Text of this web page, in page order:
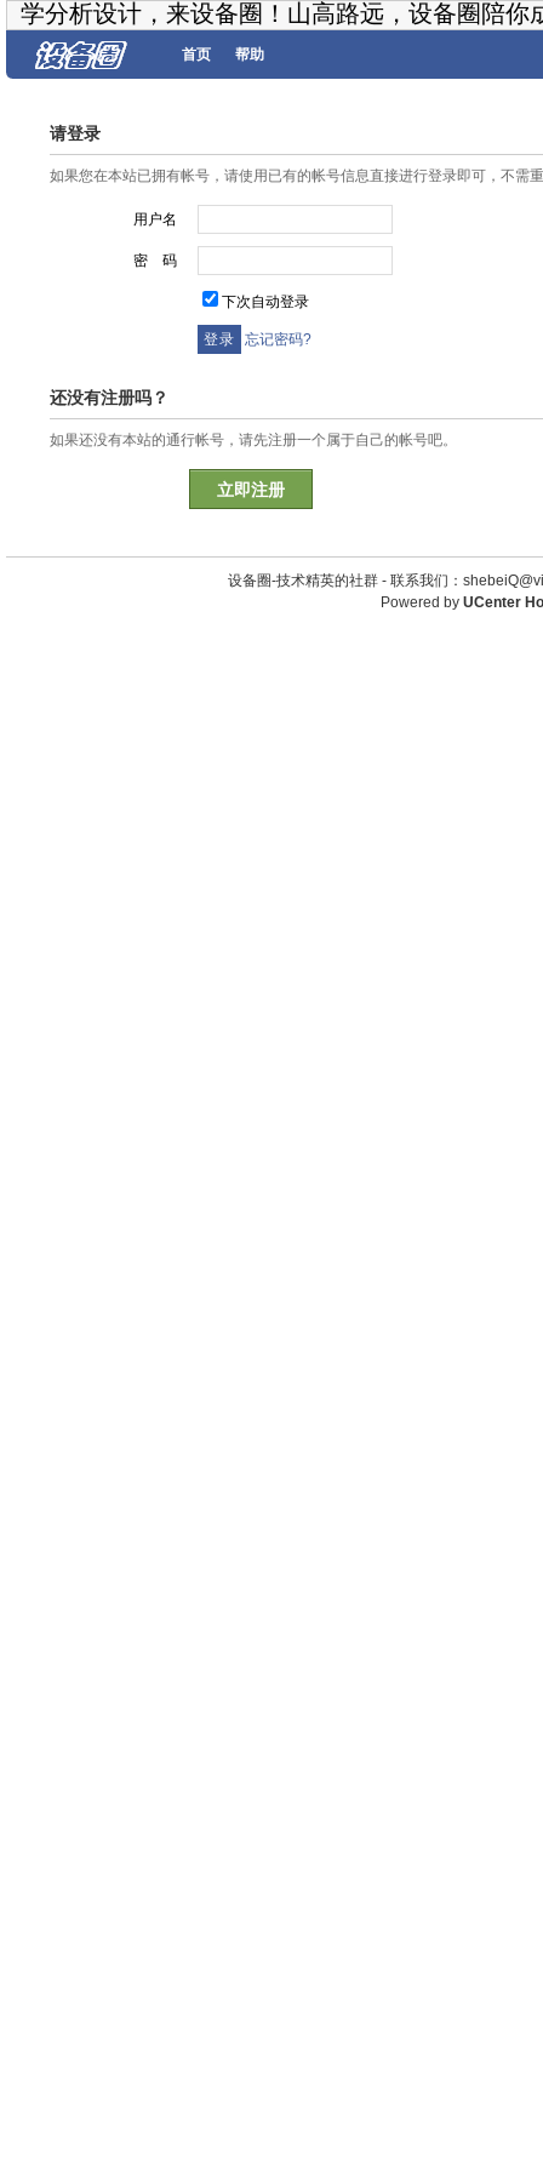
学分析设计，来设备圈！山高路远，设备圈陪你
首页 帮助
请登录
如果您在本站已拥有帐号，请使用已有的帐号信息直接进行登录即可，不需
用户名
密 码
下次自动登录
忘记密码?
还没有注册吗？
如果还没有本站的通行帐号，请先注册一个属于自己的帐号吧。
立即注册
设备圈-技术精英的社群 - 联系我们：
Powered by UCenter